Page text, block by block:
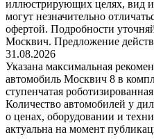
иллюстрирующих целях, вид и
могут незначительно
офертой. Подробности
Москвич. Предложение
31.08.2026
Указана максимальная
автомобиль Москвич 8 в
ступенчатая
Количество автомобилей у
о ценах, оборудовании и
актуальна на момент